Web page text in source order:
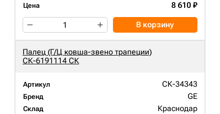
Цена 8 610 ₽
В корзину
Палец (Г/Ц ковша-звено трапеции)
СК-6191114 СК
Артикул СК-34343
Бренд GE
Склад Краснодар